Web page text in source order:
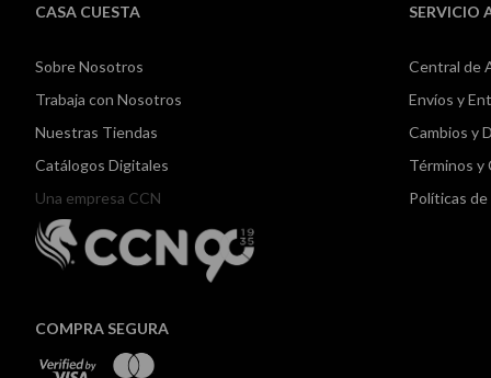
CASA CUESTA
Sobre Nosotros
Trabaja con Nosotros
Nuestras Tiendas
Catálogos Digitales
Una empresa CCN
COMPRA SEGURA
SERVICIO
Central de
Envíos y
Cambios y
Términos y
Políticas